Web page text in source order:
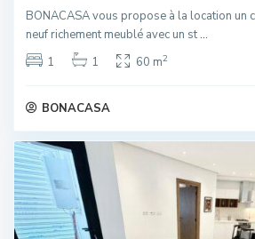
BONACASA vous propose à la location un
neuf richement meublé avec un st...
1
1 60 m2
BONACASA